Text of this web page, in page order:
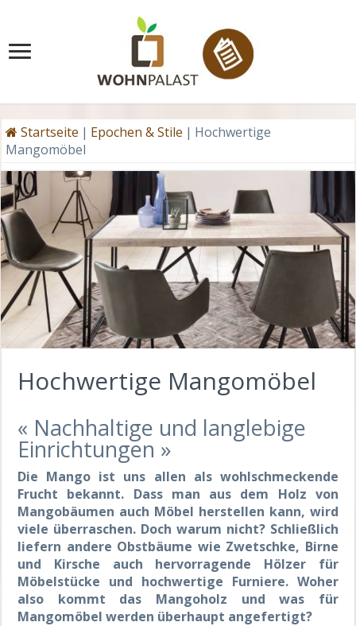
Startseite | Epochen & Stile | Hochwertige
Mangomöbel
Hochwertige Mangomöbel
« Nachhaltige und langlebige
Einrichtungen »
Die Mango ist uns allen als wohlschmeckende
Frucht bekannt. Dass man aus dem Holz von
Mangobäumen auch Möbel herstellen kann, wird
viele überraschen. Doch warum nicht? Schließlich
liefern andere Obstbäume wie Zwetschke, Birne
und Kirsche auch hervorragende Hölzer für
Möbelstücke und hochwertige Furniere. Woher
also kommt das Mangoholz und was für
Mangomöbel werden überhaupt angefertigt?